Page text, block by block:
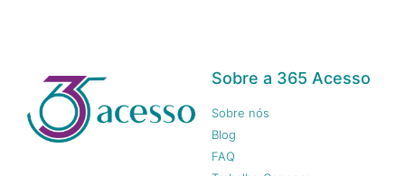
Sobre a 365 Acesso
Sobre nós
Blog
FAQ